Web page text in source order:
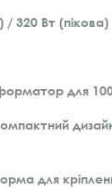
/ 320 Вт (пікова)
для
для